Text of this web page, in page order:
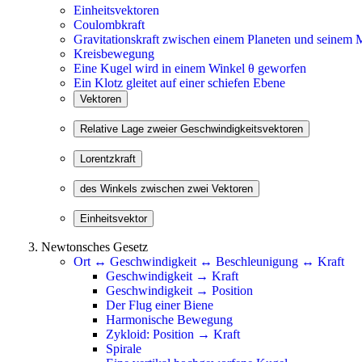
Einheitsvektoren
Coulombkraft
Gravitationskraft zwischen einem Planeten und seinem
Kreisbewegung
Eine Kugel wird in einem Winkel θ geworfen
Ein Klotz gleitet auf einer schiefen Ebene
Newtonsches Gesetz
Ort ↔ Geschwindigkeit ↔ Beschleunigung ↔ Kraft
Geschwindigkeit → Kraft
Geschwindigkeit → Position
Der Flug einer Biene
Harmonische Bewegung
Zykloid: Position → Kraft
Spirale